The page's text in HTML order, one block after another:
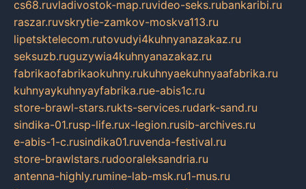
cs68.ruvladivostok-map.ruvideo-seks.rubankaribi.ru
raszar.ruvskrytie-zamkov-moskva113.ru
lipetsktelecom.rutovudyi4kuhnyanazakaz.ru
seksuzb.ruguzywia4kuhnyanazakaz.ru
fabrikaofabrikaokuhny.rukuhnyaekuhnyaafabrika.ru
kuhnyaykuhnyayfabrika.rue-abis1c.ru
store-brawl-stars.rukts-services.rudark-sand.ru
sindika-01.rusp-life.rux-legion.rusib-archives.ru
e-abis-1-c.rusindika01.ruvenda-festival.ru
store-brawlstars.rudooraleksandria.ru
antenna-highly.rumine-lab-msk.ru1-mus.ru